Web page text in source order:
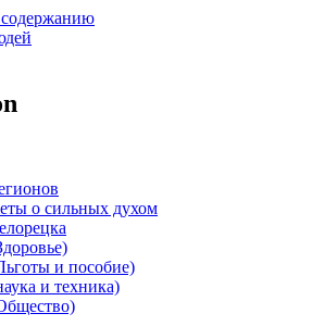
о сильных духом
и пособие)
и техника)